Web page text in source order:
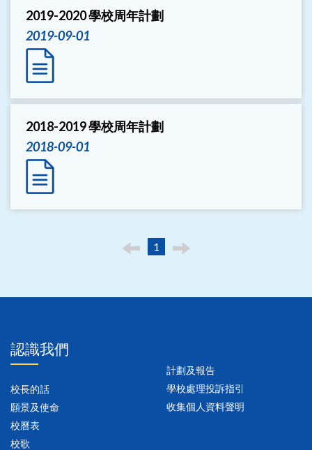
2019-2020 學校周年計劃
2019-09-01
2018-2019 學校周年計劃
2018-09-01
1
認識我們
校長的話
願景及使命
校曆表
校歌
計劃及報告
學校處理投訴指引
收集個人資料聲明